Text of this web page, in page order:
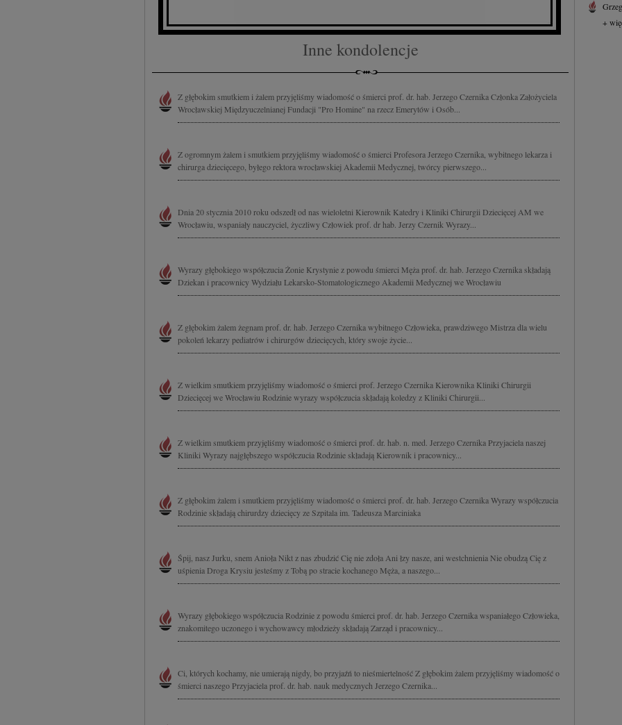
Inne kondolencje
Z głębokim smutkiem i żalem przyjęliśmy wiadomość o śmierci prof. dr. hab. Jerzego Czernika Członka Założyciela
Wrocławskiej Międzyuczelnianej Fundacji "Pro Homine" na rzecz Emerytów i Osób...
Z ogromnym żalem i smutkiem przyjęliśmy wiadomość o śmierci Profesora Jerzego Czernika, wybitnego lekarza i
chirurga dziecięcego, byłego rektora wrocławskiej Akademii Medycznej, twórcy pierwszego...
Dnia 20 stycznia 2010 roku odszedł od nas wieloletni Kierownik Katedry i Kliniki Chirurgii Dziecięcej AM we
Wrocławiu, wspaniały nauczyciel, życzliwy Człowiek prof. dr hab. Jerzy Czernik Wyrazy...
Wyrazy głębokiego współczucia Żonie Krystynie z powodu śmierci Męża prof. dr. hab. Jerzego Czernika składają
Dziekan i pracownicy Wydziału Lekarsko-Stomatologicznego Akademii Medycznej we Wrocławiu
Z głębokim żalem żegnam prof. dr. hab. Jerzego Czernika wybitnego Człowieka, prawdziwego Mistrza dla wielu
pokoleń lekarzy pediatrów i chirurgów dziecięcych, który swoje życie...
Z wielkim smutkiem przyjęliśmy wiadomość o śmierci prof. Jerzego Czernika Kierownika Kliniki Chirurgii
Dziecięcej we Wrocławiu Rodzinie wyrazy współczucia składają koledzy z Kliniki Chirurgii...
Z wielkim smutkiem przyjęliśmy wiadomość o śmierci prof. dr. hab. n. med. Jerzego Czernika Przyjaciela naszej
Kliniki Wyrazy najgłębszego współczucia Rodzinie składają Kierownik i pracownicy...
Z głębokim żalem i smutkiem przyjęliśmy wiadomość o śmierci prof. dr. hab. Jerzego Czernika Wyrazy współczucia
Rodzinie składają chirurdzy dziecięcy ze Szpitala im. Tadeusza Marciniaka
Śpij, nasz Jurku, snem Anioła Nikt z nas zbudzić Cię nie zdoła Ani łzy nasze, ani westchnienia Nie obudzą Cię z
uśpienia Droga Krysiu jesteśmy z Tobą po stracie kochanego Męża, a naszego...
Wyrazy głębokiego współczucia Rodzinie z powodu śmierci prof. dr. hab. Jerzego Czernika wspaniałego Człowieka,
znakomitego uczonego i wychowawcy młodzieży składają Zarząd i pracownicy...
Ci, których kochamy, nie umierają nigdy, bo przyjaźń to nieśmiertelność Z głębokim żalem przyjęliśmy wiadomość o
śmierci naszego Przyjaciela prof. dr. hab. nauk medycznych Jerzego Czernika...
+